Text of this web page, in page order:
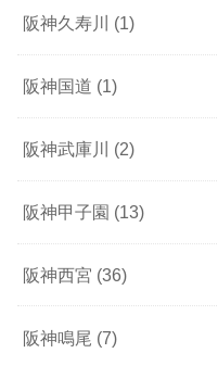
阪神久寿川 (1)
阪神国道 (1)
阪神武庫川 (2)
阪神甲子園 (13)
阪神西宮 (36)
阪神鳴尾 (7)